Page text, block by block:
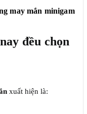
may mắn minigam
đều chọn
xuất hiện là: